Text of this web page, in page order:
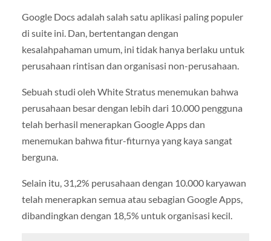
Google Docs adalah salah satu aplikasi paling populer
di suite ini. Dan, bertentangan dengan
kesalahpahaman umum, ini tidak hanya berlaku untuk
perusahaan rintisan dan organisasi non-perusahaan.
Sebuah studi oleh White Stratus menemukan bahwa
perusahaan besar dengan lebih dari 10.000 pengguna
telah berhasil menerapkan Google Apps dan
menemukan bahwa fitur-fiturnya yang kaya sangat
berguna.
Selain itu, 31,2% perusahaan dengan 10.000 karyawan
telah menerapkan semua atau sebagian Google Apps,
dibandingkan dengan 18,5% untuk organisasi kecil.